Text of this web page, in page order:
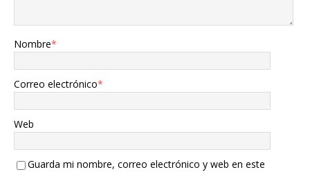
Nombre*
Correo electrónico*
Web
Guarda mi nombre, correo electrónico y web en este